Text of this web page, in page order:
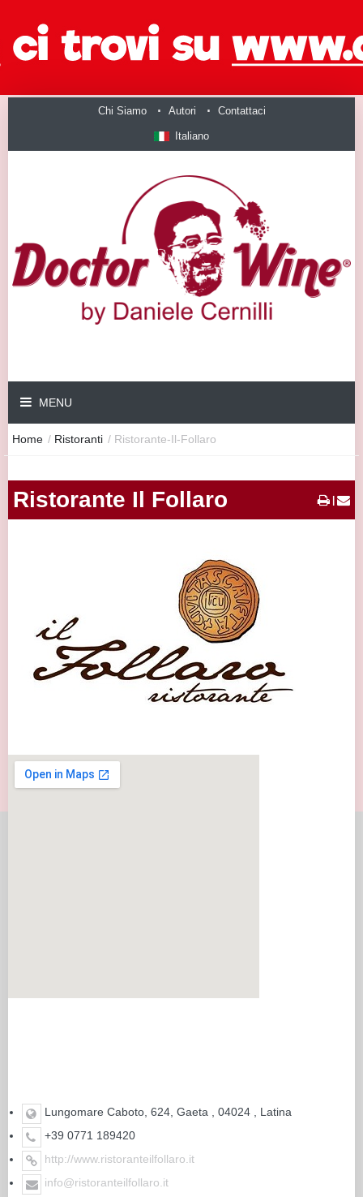
Chi Siamo Autori Contattaci
Italiano
MENU
Home / Ristoranti / Ristorante-Il-Follaro
Ristorante Il Follaro |
Lungomare Caboto, 624, Gaeta , 04024 , Latina
+39 0771 189420
http://www.ristoranteilfollaro.it
info@ristoranteilfollaro.it